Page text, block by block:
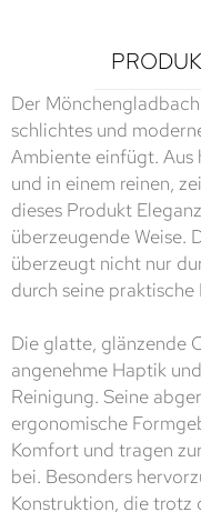
Der
schlichtes und
Ambiente einfügt.
und in einem reinen,
dieses Produkt
überzeugende
überzeugt nicht nur
durch seine praktische
Die glatte, glänzende
angenehme Haptik
Reinigung. Seine
ergonomische
Komfort und tragen
bei. Besonders
Konstruktion, die trotz